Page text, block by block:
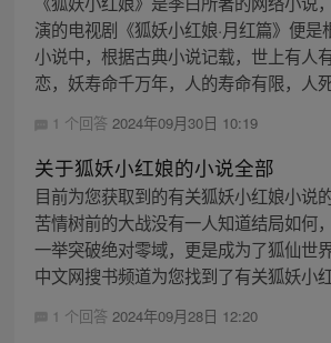
演的电视剧《狐妖小红娘·月红篇》便是
小说中，根据古典小说记载，世上有人
恋，妖寿命千万年，人的寿命有限，人
1 个回答 2024年09月30日 10:19
关于狐妖小红娘的小说全部
目前为您获取到的有关狐妖小红娘小说
苦情树前的大战没有一人知道结局如何
一举突破绝对零域，更是成为了狐仙世
中文网搜书频道为您找到了有关狐妖小
1 个回答 2024年09月28日 12:20